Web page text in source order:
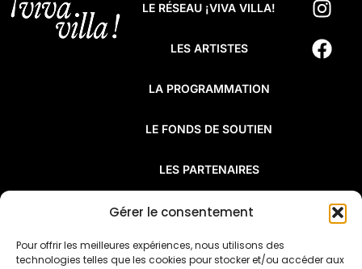
Gérer le consentement
Pour offrir les meilleures expériences, nous utilisons des
technologies telles que les cookies pour stocker et/ou accéder aux
LE RÉSEAU ¡VIVA VILLA!
LES ARTISTES
LA PROGRAMMATION
LE FONDS DE SOUTIEN
LES PARTENAIRES
FAQ
¡Viva Villa! est un réseau de résidences